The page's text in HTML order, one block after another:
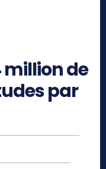
million de
par